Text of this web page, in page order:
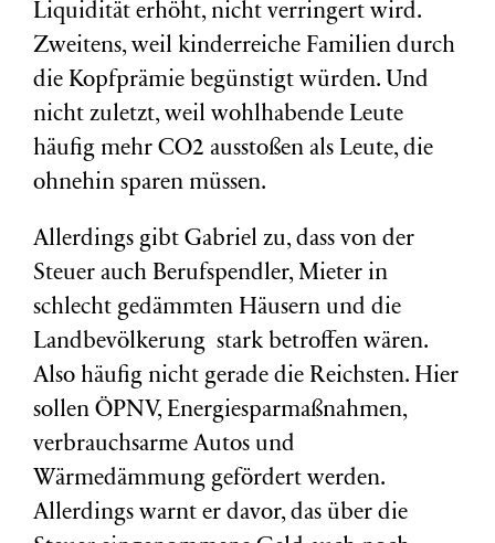
Liquidität erhöht, nicht verringert wird.
Zweitens, weil kinderreiche Familien durch
die Kopfprämie begünstigt würden. Und
nicht zuletzt, weil wohlhabende Leute
häufig mehr CO2 ausstoßen als Leute, die
ohnehin sparen müssen.
Allerdings gibt Gabriel zu, dass von der
Steuer auch Berufspendler, Mieter in
schlecht gedämmten Häusern und die
Landbevölkerung stark betroffen wären.
Also häufig nicht gerade die Reichsten. Hier
sollen ÖPNV, Energiesparmaßnahmen,
verbrauchsarme Autos und
Wärmedämmung gefördert werden.
Allerdings warnt er davor, das über die